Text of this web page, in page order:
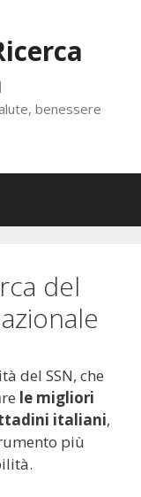
benessere
del
del SSN, che
re le migliori
italiani,
più